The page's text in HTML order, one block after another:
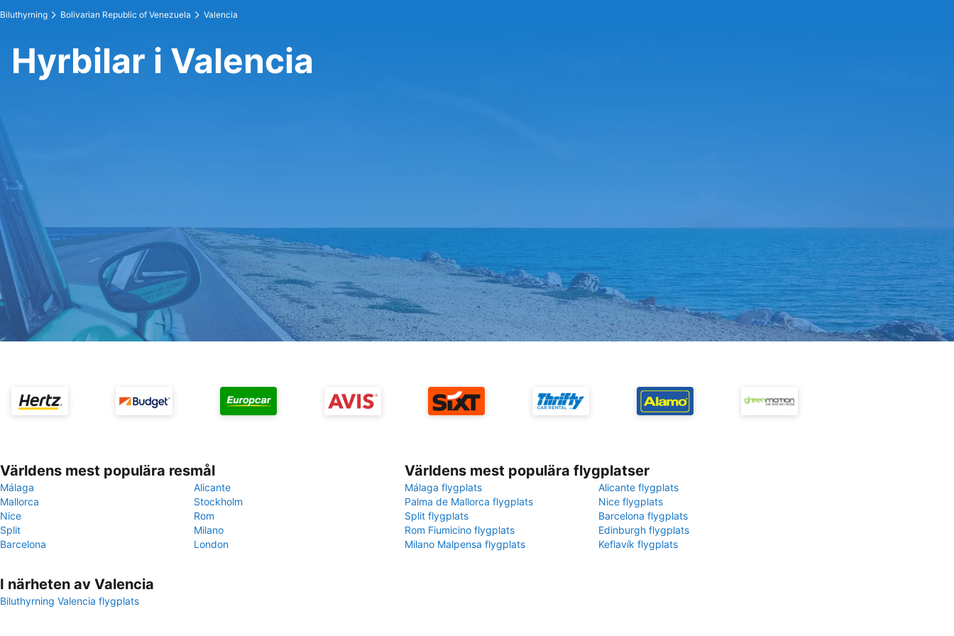
Biluthyrning Bolivarian Republic of Venezuela Valencia
Hyrbilar i Valencia
Världens mest populära resmål
Málaga
Alicante
Mallorca
Stockholm
Nice
Rom
Split
Milano
Barcelona
London
Världens mest populära flygplatser
Málaga flygplats
Alicante flygplats
Palma de Mallorca flygplats
Nice flygplats
Split flygplats
Barcelona flygplats
Rom Fiumicino flygplats
Edinburgh flygplats
Milano Malpensa flygplats
Keflavík flygplats
I närheten av Valencia
Biluthyrning Valencia flygplats